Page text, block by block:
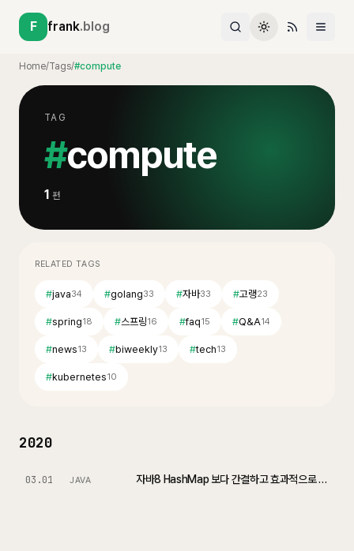
F frank.blog
Home/Tags/#compute
TAG
#compute
1 편
RELATED TAGS
#java34 #golang33 #자바33 #고랭23
#spring18 #스프링16 #faq15 #Q&A14
#news13 #biweekly13 #tech13
#kubernetes10
2020
03.01 JAVA 자바8 HashMap 보다 간결하고 효과적으로 작성하기